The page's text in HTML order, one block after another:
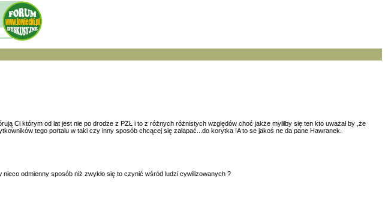
Ci którym od lat jest nie po drodze z PZŁ i to z różnych różnistych względów choć jakże myliłby się ten kto uważał by ,że
tego portalu w taki czy inny sposób chcącej się załapać...do korytka !A to se jakoś ne da pane Hawranek.
odmienny sposób niż zwykło się to czynić wśród ludzi cywilizowanych ?